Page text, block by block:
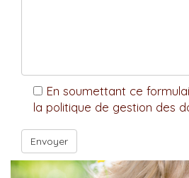
En soumettant ce
la politique de gestion des